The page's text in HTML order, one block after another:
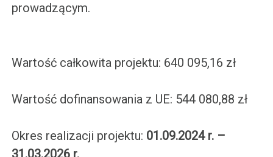
prowadzącym.
Wartość całkowita projektu: 640 095,16 zł
Wartość dofinansowania z UE: 544 080,88 zł
Okres realizacji projektu: 01.09.2024 r. –